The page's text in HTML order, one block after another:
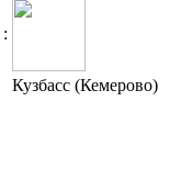
:
Кузбасс (Кемерово)